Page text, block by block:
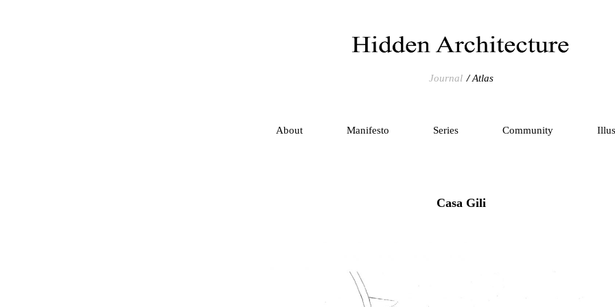
Journal Atlas
About Manifesto Series Community
Casa Gili